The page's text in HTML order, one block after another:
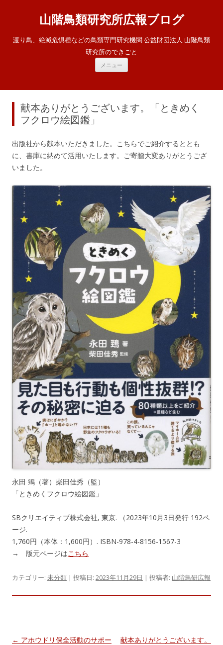
山階鳥類研究所広報ブログ
渡り鳥、絶滅危惧種などの鳥類専門研究機関 公益財団法人 山階鳥類
研究所のできごと
メニュー
ツ
ス
キ
ッ
献本ありがとうございます。「ときめく
フクロウ絵図鑑」
出版社から献本いただきました。こちらでご紹介するととも
に、書庫に納めて活用いたします。ご寄贈大変ありがとうござ
いました。
永田 鵄（著）柴田佳秀（監）
「ときめくフクロウ絵図鑑」
SBクリエイティブ株式会社, 東京. （2023年10月3日発行 192ペ
ージ.
1,760円（本体：1,600円）. ISBN-978-4-8156-1567-3
→ 版元ページはこちら
カテゴリー: 未分類 | 投稿日: 2023年11月29日 | 投稿者: 山階鳥研広報
投
← アホウドリ保全活動のサポー
献本ありがとうございます。